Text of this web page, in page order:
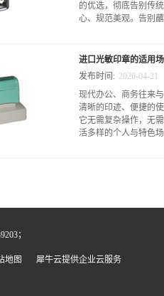
捷，适配财务日常报
省时间，也能避免印
成像技术，印迹边缘
捷、成本适中的特点
的优选，彻底告别传
心、规范美观。告别
反复蘸取印泥，不仅
规要求；蘸多了印油
置印台的一体化设计
其精妙的结构设计的
识，都能清晰呈现，
满均匀，无需反复调
景。不洇纸不脏手，
通A4纸、凭证纸，
进口光敏印章的适用
现代办公、商务往来
清晰的印迹、便捷的
它无需复杂操作，无
活多样的个人与特色
业形象，进口光敏印
利，能完美还原企业
能保持印迹一致性，
发布时间: 2026-04-21
；
地图 犀牛云提供企业云服务